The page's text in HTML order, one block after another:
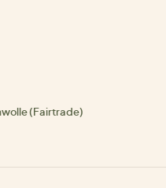
(Fairtrade)